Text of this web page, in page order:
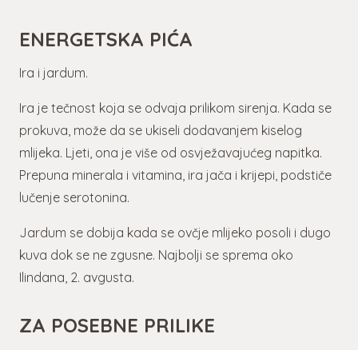
ENERGETSKA PIĆA
Ira i jardum.
Ira je tečnost koja se odvaja prilikom sirenja. Kada se
prokuva, može da se ukiseli dodavanjem kiselog
mlijeka. Ljeti, ona je više od osvježavajućeg napitka.
Prepuna minerala i vitamina, ira jača i krijepi, podstiče
lučenje serotonina.
Jardum se dobija kada se ovčje mlijeko posoli i dugo
kuva dok se ne zgusne. Najbolji se sprema oko
Ilindana, 2. avgusta.
ZA POSEBNE PRILIKE